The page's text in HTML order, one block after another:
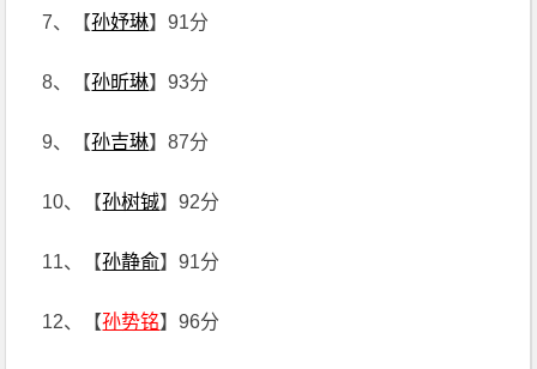
7、【孙妤琳】91分
8、【孙昕琳】93分
9、【孙吉琳】87分
10、【孙树铖】92分
11、【孙静俞】91分
12、【孙势铭】96分